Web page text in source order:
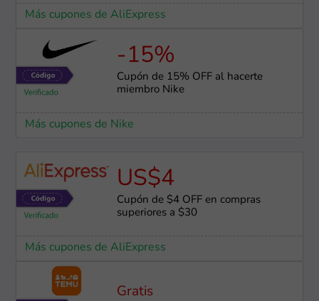
Más cupones de AliExpress
-15%
Cupón de 15% OFF al hacerte
miembro Nike
Más cupones de Nike
US$4
Cupón de $4 OFF en compras
superiores a $30
Más cupones de AliExpress
Gratis